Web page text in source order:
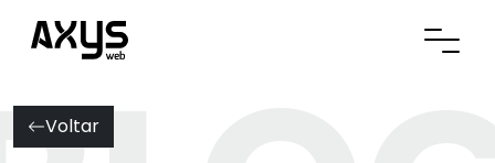
Abrir
Voltar